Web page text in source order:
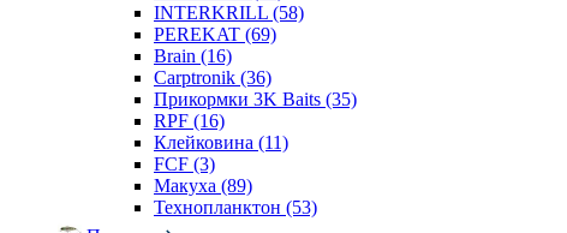
INTERKRILL (58)
PEREKAT (69)
Brain (16)
Carptronik (36)
Прикормки 3K Baits (35)
RPF (16)
Клейковина (11)
FCF (3)
Макуха (89)
Технопланктон (53)